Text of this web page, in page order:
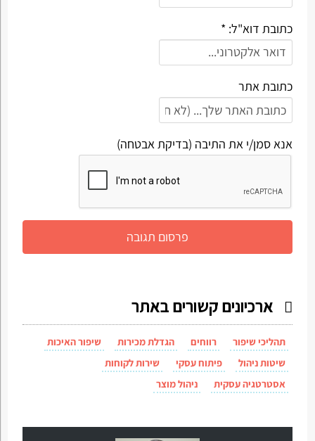
כתובת דוא"ל: *
כתובת אתר
אנא סמן/י את התיבה (בדיקת אבטחה)
ארכיונים קשורים באתר
תהליכי שיפור רווחים הגדלת מכירות
שיפור האיכות
שיטות ניהול
פיתוח עסקי
שירות לקוחות
אסטרטגיה עסקית
ניהול מוצר